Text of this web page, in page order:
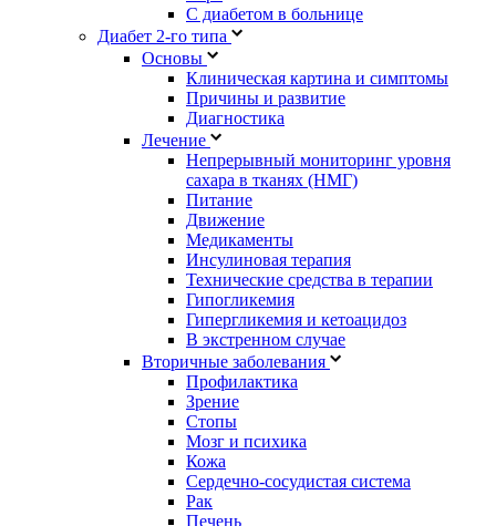
С диабетом в больнице
Диабет 2-го типа
Основы
Клиническая картина и симптомы
Причины и развитие
Диагностика
Лечение
Непрерывный мониторинг уровня
сахара в тканях (НМГ)
Питание
Движение
Медикаменты
Инсулиновая терапия
Технические средства в терапии
Гипогликемия
Гипергликемия и кетоацидоз
В экстренном случае
Вторичные заболевания
Профилактика
Зрение
Стопы
Мозг и психика
Кожа
Сердечно-сосудистая система
Рак
Печень